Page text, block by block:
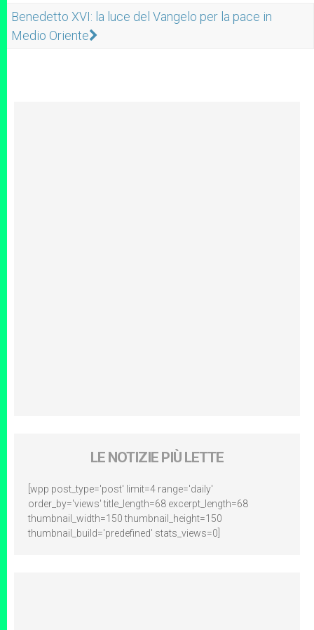
Benedetto XVI: la luce del Vangelo per la pace in
Medio Oriente
LE NOTIZIE PIÙ LETTE
[wpp post_type='post' limit=4 range='daily'
order_by='views' title_length=68 excerpt_length=68
thumbnail_width=150 thumbnail_height=150
thumbnail_build='predefined' stats_views=0]